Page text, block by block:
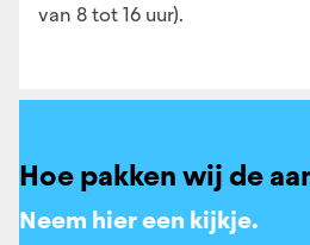
van 8 tot 16 uur).
Hoe pakken wij de
Neem hier een kijkje.